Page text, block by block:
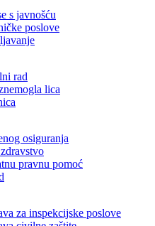
s javnošću
poslove
rad
lica
osiguranja
pravnu pomoć